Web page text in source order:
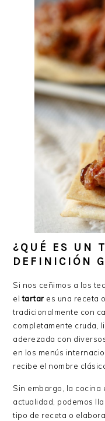
¿QUÉ ES UN
DEFINICIÓN
Si nos ceñimos a los
eltartar es una receta
tradicionalmente con
completamente cruda,
aderezada con
en los menús
recibe el nombre
Sin embargo, la cocina
actualidad, podemos
tipo de receta o